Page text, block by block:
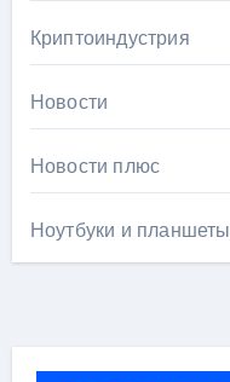
Криптоиндустрия
Новости
Новости плюс
Ноутбуки и планшеты